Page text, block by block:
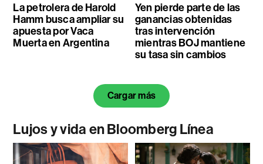
La petrolera de Harold
Hamm busca ampliar su
apuesta por Vaca
Muerta en Argentina
Yen pierde parte de las
ganancias obtenidas
tras intervención
mientras BOJ mantiene
su tasa sin cambios
Cargar más
Lujos y vida en Bloomberg Línea